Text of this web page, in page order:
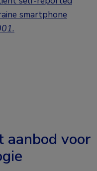
smartphone
aanbod voor